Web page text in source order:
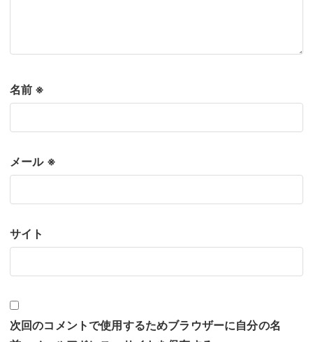
名前 ※
メール ※
サイト
次回のコメントで使用するためブラウザーに自分の名